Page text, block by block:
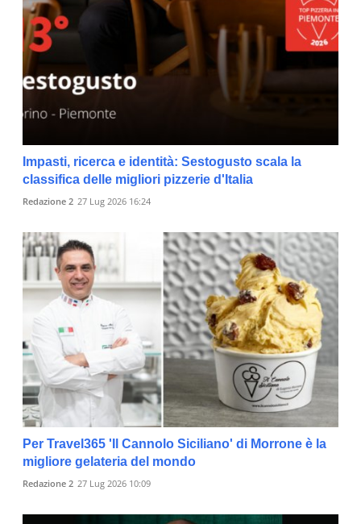
Impasti, ricerca e identità: Sestogusto scala la
classifica delle migliori pizzerie d'Italia
Redazione 2 27 Lug 2026 16:24
Per Travel365 'Il Cannolo Siciliano' di Morrone è la
migliore gelateria del mondo
Redazione 2 27 Lug 2026 10:09